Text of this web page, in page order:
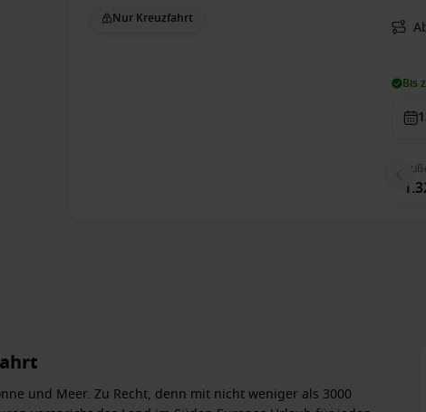
Nur Kreuzfahrt
Bis
und Meer. Zu Recht, denn mit nicht weniger als 3000